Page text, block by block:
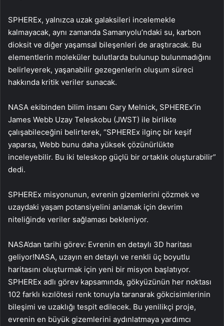
SPHEREx, yalnızca uzak galaksileri incelemekle
kalmayacak, aynı zamanda Samanyolu’ndaki su, karbon
dioksit ve diğer yaşamsal bileşenleri de araştıracak. Bu
elementlerin moleküler bulutlarda bulunup bulunmadığını
belirleyerek, yaşanabilir gezegenlerin oluşum süreci
hakkında kritik veriler sunacak.
NASA ekibinden bilim insanı Gary Melnick, SPHEREx’in
James Webb Uzay Teleskobu (JWST) ile birlikte
çalışabileceğini belirterek, “SPHEREx ilginç bir keşif
yaparsa, Webb bunu daha yüksek çözünürlükte
inceleyebilir. Bu iki teleskop güçlü bir ortaklık oluşturabilir”
dedi.
SPHEREx misyonunun, evrenin gizemlerini çözmek ve
uzaydaki yaşam potansiyelini anlamak için devrim
niteliğinde veriler sağlaması bekleniyor.
NASA’dan tarihi görev: Evrenin en detaylı 3D haritası
geliyor!NASA, uzayın en detaylı ve renkli üç boyutlu
haritasını oluşturmak için yeni bir misyon başlatıyor.
SPHEREx adlı görev kapsamında, gökyüzünün her noktası
102 farklı kızılötesi renk tonuyla taranarak gökcisimlerinin
bileşimi ve uzaklığı tespit edilecek. Bu yenilikçi proje,
evrenin en büyük gizemlerini aydınlatmaya yardımcı